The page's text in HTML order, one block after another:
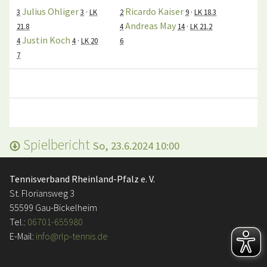
3 Julius Ohliger3 · LK
21.8
4Justin Koch 4 · LK 20
7
2 Ricardo Kaiser9 · LK 18.3
4Andreas May 14 · LK 21.2
6
Spielbericht So, 23.6.2024 10:00
Tennisverband Rheinland-Pfalz e. V.
St. Floriansweg 3
55599 Gau-Bickelheim
Tel.: 06701-655980
E-Mail: info@rlp-tennis.de